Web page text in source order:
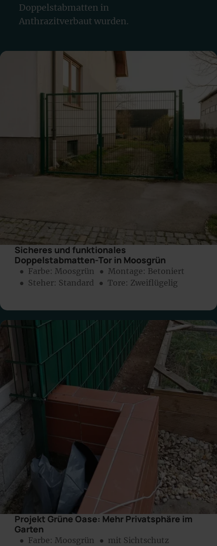
Doppelstabmatten in
Anthrazitverbaut wurden.
Sicheres und funktionales
Doppelstabmatten-Tor in Moosgrün
● Farbe: Moosgrün ● Montage: Betoniert
● Steher: Standard
● Tore: Zweiflügelig
Projekt Grüne Oase: Mehr Privatsphäre im
Garten
● Farbe: Moosgrün
● mit Sichtschutz